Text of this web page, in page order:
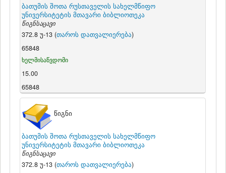
ბათუმის შოთა რუსთაველის სახელმწიფო
უნივერსიტეტის მთავარი ბიბლიოთეკა
წიგნსაცავი
372.8 უ-13 (თაროს დათვალიერება)
65848
ხელმისაწვდომი
15.00
65848
წიგნი
ბათუმის შოთა რუსთაველის სახელმწიფო
უნივერსიტეტის მთავარი ბიბლიოთეკა
წიგნსაცავი
372.8 უ-13 (თაროს დათვალიერება)